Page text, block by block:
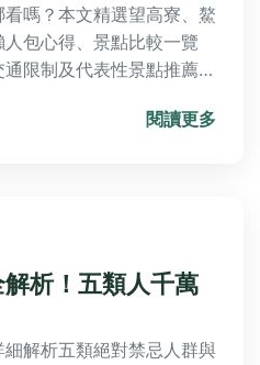
嗎？本文精選望高寮、鰲
包心得、景點比較一覽
限制及代表性景點推薦，
閱讀更多
析！五類人千萬
解析五類絕對禁忌人群與